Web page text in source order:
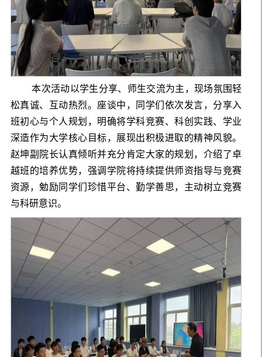
本次活动以学生分享、师生交流为主，现场氛围轻
松真诚、互动热烈。座谈中，同学们依次发言，分享入
班初心与个人规划，明确将学科竞赛、科创实践、学业
深造作为大学核心目标，展现出积极进取的精神风貌。
赵坤副院长认真倾听并充分肯定大家的规划，介绍了卓
越班的培养优势，强调学院将持续提供师资指导与竞赛
资源，勉励同学们珍惜平台、勤学善思，主动树立竞赛
与科研意识。